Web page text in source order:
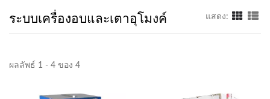
ระบบเครื่องอบและเตาอุโมงค์ แสดง:
ผลลัพธ์ 1 - 4 ของ 4